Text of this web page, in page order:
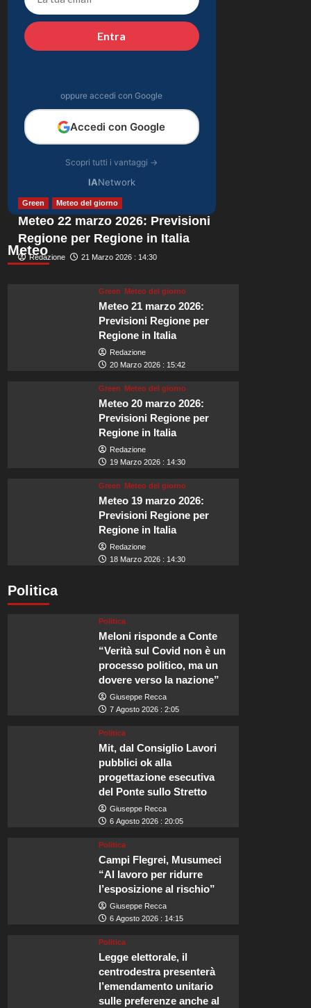
4
emozionanti in
motoslitta sul
secondo ghiacciaio
più grande d’Islanda.
Giovanni: verità
inaspettate svelate.
Entra
oppure accedi con Google
Accedi con Google
Scopri tutti i vantaggi →
IANetwork
Meteo
Green Meteo del giorno
Meteo 22 marzo 2026: Previsioni
Regione per Regione in Italia
Redazione 21 Marzo 2026 : 14:30
Green Meteo del giorno
Meteo 21 marzo 2026:
Previsioni Regione per
Regione in Italia
Redazione
20 Marzo 2026 : 15:42
Green Meteo del giorno
Meteo 20 marzo 2026:
Previsioni Regione per
Regione in Italia
Redazione
19 Marzo 2026 : 14:30
Green Meteo del giorno
Meteo 19 marzo 2026:
Previsioni Regione per
Regione in Italia
Redazione
18 Marzo 2026 : 14:30
Politica
Politica
Meloni risponde a Conte
“Verità sul Covid non è un
processo politico, ma un
dovere verso la nazione”
Giuseppe Recca
7 Agosto 2026 : 2:05
Politica
Mit, dal Consiglio Lavori
pubblici ok alla
progettazione esecutiva
del Ponte sullo Stretto
Giuseppe Recca
6 Agosto 2026 : 20:05
Politica
Campi Flegrei, Musumeci
“Al lavoro per ridurre
l’esposizione al rischio”
Giuseppe Recca
6 Agosto 2026 : 14:15
Politica
Legge elettorale, il
centrodestra presenterà
l’emendamento unitario
sulle preferenze anche al